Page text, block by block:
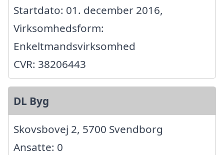
Startdato: 01. december 2016,
Virksomhedsform:
Enkeltmandsvirksomhed
CVR: 38206443
DL Byg
Skovsbovej 2, 5700 Svendborg
Ansatte: 0